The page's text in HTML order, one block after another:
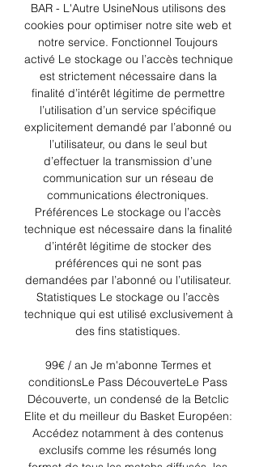
BAR - L'Autre UsineNous utilisons des
cookies pour optimiser notre site web et
notre service. Fonctionnel Toujours
activé Le stockage ou l’accès technique
est strictement nécessaire dans la
finalité d’intérêt légitime de permettre
l’utilisation d’un service spécifique
explicitement demandé par l’abonné ou
l’utilisateur, ou dans le seul but
d’effectuer la transmission d’une
communication sur un réseau de
communications électroniques.
Préférences Le stockage ou l’accès
technique est nécessaire dans la finalité
d’intérêt légitime de stocker des
préférences qui ne sont pas
demandées par l’abonné ou l’utilisateur.
Statistiques Le stockage ou l’accès
technique qui est utilisé exclusivement à
des fins statistiques.
99€ / an Je m'abonne Termes et
conditionsLe Pass DécouverteLe Pass
Découverte, un condensé de la Betclic
Elite et du meilleur du Basket Européen:
Accédez notamment à des contenus
exclusifs comme les résumés long